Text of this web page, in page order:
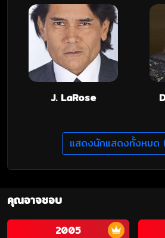
J. LaRose
แสดงนักแสดงทั้งหมด
คุณอาจชอบ
2005